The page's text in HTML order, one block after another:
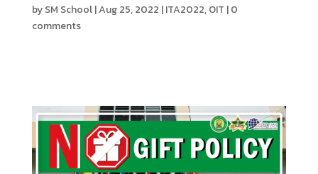
bySM School|Aug 25, 2022 |ITA2022,OIT |0
comments